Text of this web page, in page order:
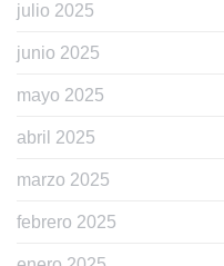
julio 2025
junio 2025
mayo 2025
abril 2025
marzo 2025
febrero 2025